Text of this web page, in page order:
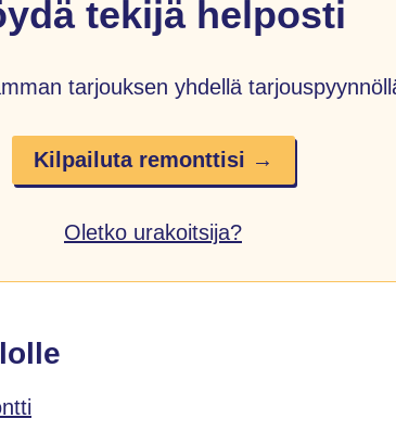
tekijä helposti
tarjouksen yhdellä
Kilpailuta remonttisi →
Oletko urakoitsija?